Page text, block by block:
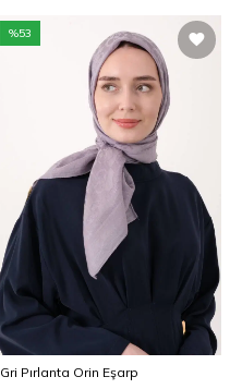
%53
Gri Pırlanta Orin Eşarp